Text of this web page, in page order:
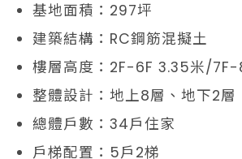
基地面積：297坪
建築結構：RC鋼筋混擬土
樓層高度：2F-6F 3.35米/7F-
整體設計：地上8層、地下2層
總體戶數：34戶住家
戶梯配置：5戶2梯